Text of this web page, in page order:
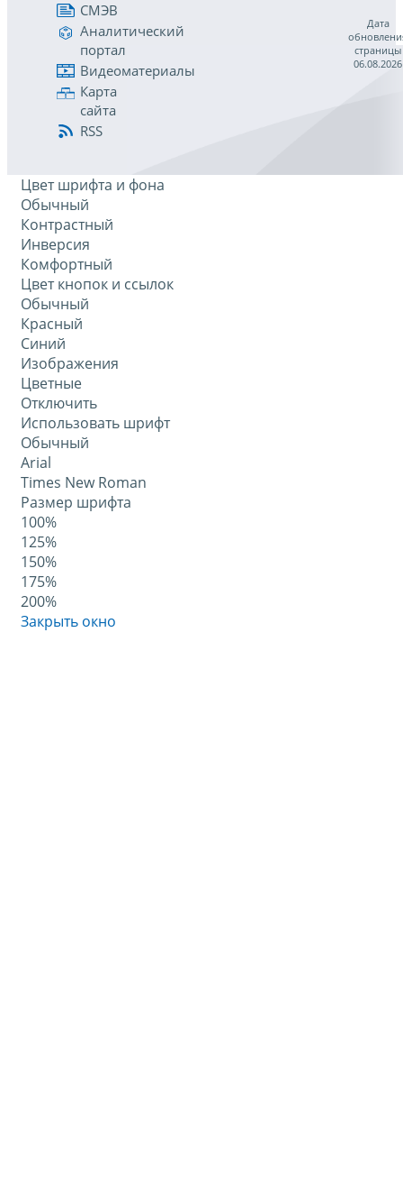
СМЭВ
Аналитический
портал
Видеоматериалы
Карта
сайта
RSS
Дата
страницы
06.08.2026
Цвет шрифта и фона
Обычный
Контрастный
Инверсия
Комфортный
Цвет кнопок и ссылок
Обычный
Красный
Синий
Изображения
Цветные
Отключить
Использовать шрифт
Обычный
Arial
Times New Roman
Размер шрифта
100%
125%
150%
175%
200%
Закрыть окно